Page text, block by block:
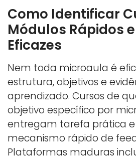
Como Identificar
Módulos Rápidos
Eficazes
Nem toda microaula é
estrutura, objetivos e
aprendizado. Cursos de
objetivo específico por
entregam tarefa prática
mecanismo rápido de
Plataformas maduras